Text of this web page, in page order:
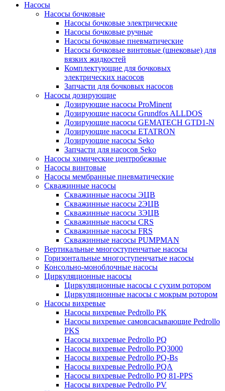
Насосы
Насосы бочковые
Насосы бочковые электрические
Насосы бочковые ручные
Насосы бочковые пневматические
Насосы бочковые винтовые (шнековые) для
вязких жидкостей
Комплектующие для бочковых
электрических насосов
Запчасти для бочковых насосов
Насосы дозирующие
Дозирующие насосы ProMinent
Дозирующие насосы Grundfos ALLDOS
Дозирующие насосы GEMATECH GTD1-N
Дозирующие насосы ETATRON
Дозирующие насосы Seko
Запчасти для насосов Seko
Насосы химические центробежные
Насосы винтовые
Насосы мембранные пневматические
Скважинные насосы
Скважинные насосы ЭЦВ
Скважинные насосы 2ЭЦВ
Скважинные насосы 3ЭЦВ
Скважинные насосы CRS
Скважинные насосы FRS
Скважинные насосы PUMPMAN
Вертикальные многоступенчатые насосы
Горизонтальные многоступенчатые насосы
Консольно-моноблочные насосы
Циркуляционные насосы
Циркуляционные насосы с сухим ротором
Циркуляционные насосы с мокрым ротором
Насосы вихревые
Насосы вихревые Pedrollo PK
Насосы вихревые самовсасывающие Pedrollo
PKS
Насосы вихревые Pedrollo PQ
Насосы вихревые Pedrollo PQ3000
Насосы вихревые Pedrollo PQ-Bs
Насосы вихревые Pedrollo PQA
Насосы вихревые Pedrollo PQ 81-PPS
Насосы вихревые Pedrollo PV